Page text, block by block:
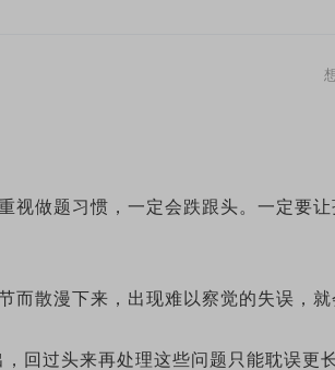
视做题习惯，一定会跌跟头。一定要让
而散漫下来，出现难以察觉的失误，就
，回过头来再处理这些问题只能耽误更